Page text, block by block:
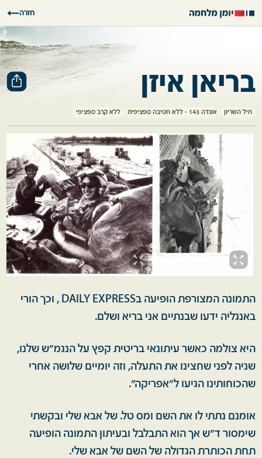
חזרה
בריאן איזן
חיל השריון אוגדה 143 - ללא חטיבה ספציפית ללא קרב ספציפי
התמונה המצורפת הופיעה בDAILY EXPRESS , וכך הורי
באנגליה ידעו שבנתיים אני בריא ושלם.
היא צולמה כאשר עיתונאי בריטית קפץ על הנגמ"ש שלנו,
שניה לפני שחצינו את התעלה, וזה יומיים שלושה אחרי
שהכוחותינו הגיעו ל"אפריקה".
אומנם נתתי לו את השם ומס טל. של אבא שלי ובקשתי
שימסור ד"ש אך הוא התבלבל ובעיתון התמונה הופיעה
תחת הכותרת הגדולה של השם של אבא שלי.